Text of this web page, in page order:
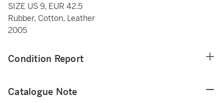
SIZE US 9, EUR 42.5
Rubber, Cotton, Leather
2005
Condition Report
Catalogue Note